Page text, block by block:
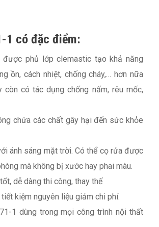
1 có đặc điểm:
phủ lớp clemastic tạo khả năng
ồn, cách nhiệt, chống cháy,… hơn nữa
còn có tác dụng chống nấm, rêu mốc,
chứa các chất gây hại đến sức khỏe
ánh sáng mặt trời. Có thể cọ rửa được
mà không bị xước hay phai màu.
dễ dàng thi công, thay thế
kiệm nguyên liệu giảm chi phí.
1 dùng trong mọi công trình nội thất